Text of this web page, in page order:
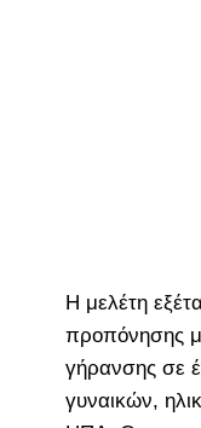
Η μελέτη
προπόνησης
γήρανσης σε
γυναικών,